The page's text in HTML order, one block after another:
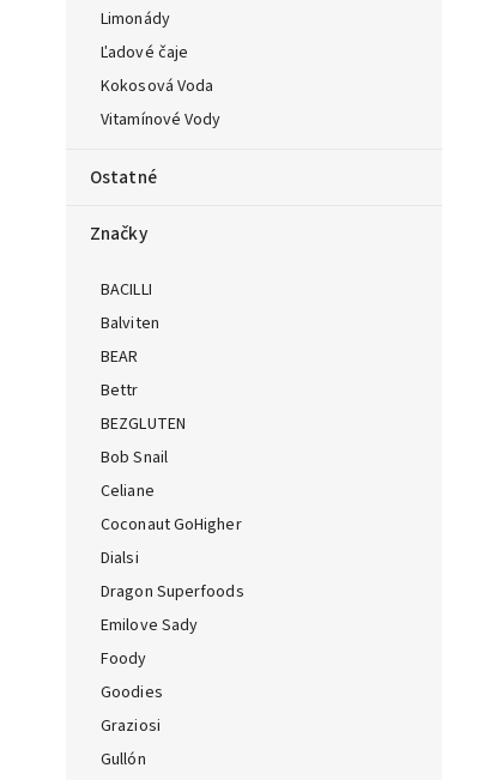
Limonády
Ľadové čaje
Kokosová Voda
Vitamínové Vody
Ostatné
Značky
BACILLI
Balviten
BEAR
Bettr
BEZGLUTEN
Bob Snail
Celiane
Coconaut GoHigher
Dialsi
Dragon Superfoods
Emilove Sady
Foody
Goodies
Graziosi
Gullón